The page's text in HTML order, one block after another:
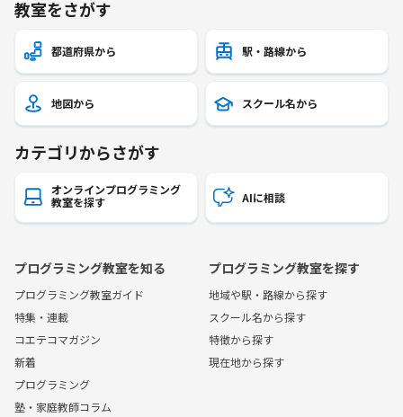
教室をさがす
都道府県から 駅・路線から
地図から スクール名から
カテゴリからさがす
オンラインプログラミング
教室を探す
AIに相談
プログラミング教室を知る
プログラミング教室ガイド
特集・連載
コエテコマガジン
新着
プログラミング
塾・家庭教師コラム
プログラミング教室を探す
地域や駅・路線から探す
スクール名から探す
特徴から探す
現在地から探す